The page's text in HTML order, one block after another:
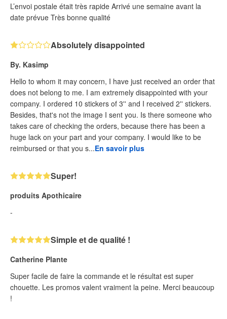
L’envoi postale était très rapide Arrivé une semaine avant la
date prévue Très bonne qualité
Absolutely disappointed
By. Kasimp
Hello to whom it may concern, I have just received an order that
does not belong to me. I am extremely disappointed with your
company. I ordered 10 stickers of 3'' and I received 2'' stickers.
Besides, that's not the image I sent you. Is there someone who
takes care of checking the orders, because there has been a
huge lack on your part and your company. I would like to be
reimbursed or that you s...En savoir plus
Super!
produits Apothicaire
-
Simple et de qualité !
Catherine Plante
Super facile de faire la commande et le résultat est super
chouette. Les promos valent vraiment la peine. Merci beaucoup
!